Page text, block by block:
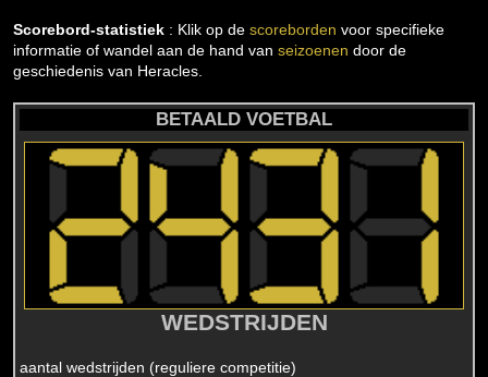
Scorebord-statistiek : Klik op de scoreborden voor specifieke
informatie of wandel aan de hand van seizoenen door de
geschiedenis van Heracles.
BETAALD VOETBAL
WEDSTRIJDEN
aantal wedstrijden (reguliere competitie)